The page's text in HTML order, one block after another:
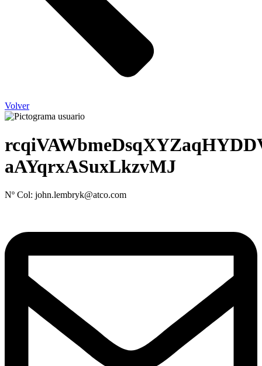
Volver
aAYqrxASuxLkzvMJ
Nº Col: john.lembryk@atco.com